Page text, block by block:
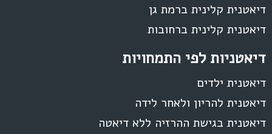
דיאטנית קלינית ברמת גן
דיאטנית קלינית ברחובות
דיאטניות לפי התמחויות
דיאטנית ילדים
דיאטנית להריון ולאחר לידה
דיאטנית בגישת ההרזיה ללא דיאטה